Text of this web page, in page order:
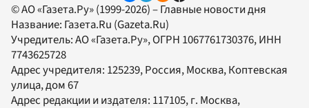
© АО «Газета.Ру» (1999-2026) – Главные новости дня
Название: Газета.Ru (Gazeta.Ru)
Учредитель:АО «Газета.Ру», ОГРН 1067761730376, ИНН
7743625728
Адрес учредителя: 125239, Россия, Москва, Коптевская
улица, дом 67
Адрес редакции и издателя: 117105, г. Москва,